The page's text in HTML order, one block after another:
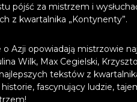
pójść za mistrzem i
z kwartalnika „Kontynenty”.
Azji opowiadają mistrzowie
Wilk, Max Cegielski,
tekstów z
fascynujący ludzie,